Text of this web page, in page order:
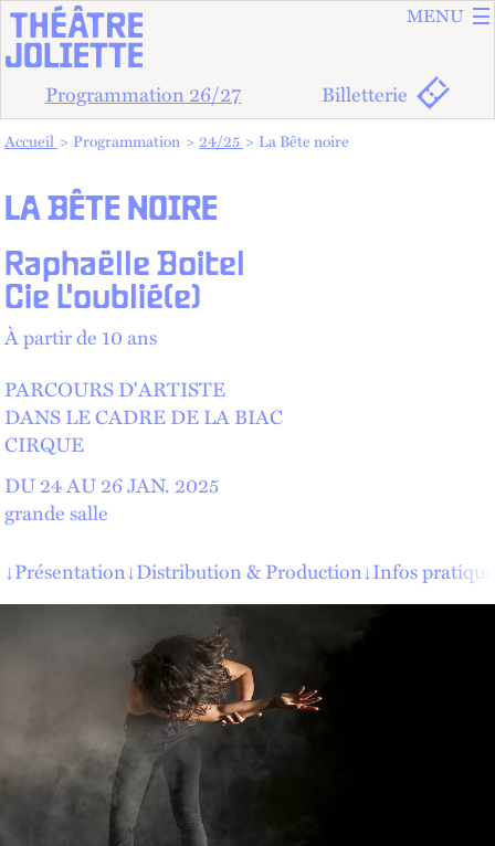
ALLER
ALLER
MENU
Programmation 26/27 Billetterie
Vous êtes dans :
Accueil Programmation 24/25 La Bête noire
LA BÊTE NOIRE
Raphaëlle Boitel
Cie L'oublié(e)
À partir de 10 ans
PARCOURS D'ARTISTE
DANS LE CADRE DE LA BIAC
CIRQUE
DU 24 AU26JAN. 2025
grande salle
↓Présentation↓Distribution & Production↓Infos